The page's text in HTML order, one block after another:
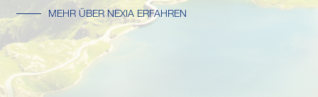
MEHR ÜBER NEXIA ERFAHREN